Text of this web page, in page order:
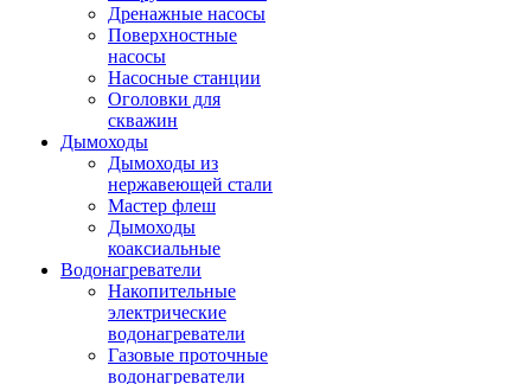
Дренажные насосы
Поверхностные
насосы
Насосные станции
Оголовки для
скважин
Дымоходы
Дымоходы из
нержавеющей стали
Мастер флеш
Дымоходы
коаксиальные
Водонагреватели
Накопительные
электрические
водонагреватели
Газовые проточные
водонагреватели